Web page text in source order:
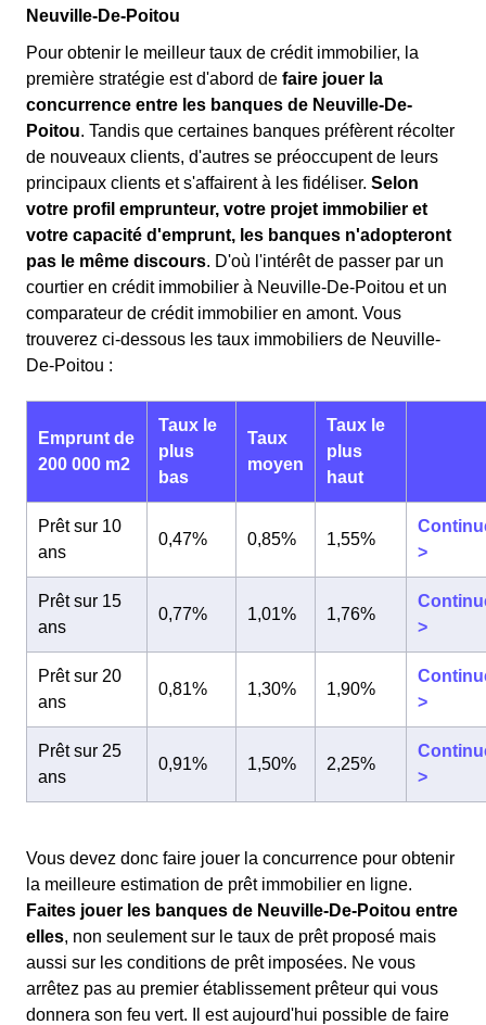
Neuville-De-Poitou
Pour obtenir le meilleur taux de crédit immobilier, la
première stratégie est d'abord de faire jouer la
concurrence entre les banques de Neuville-De-
Poitou. Tandis que certaines banques préfèrent récolter
de nouveaux clients, d'autres se préoccupent de leurs
principaux clients et s'affairent à les fidéliser. Selon
votre profil emprunteur, votre projet immobilier et
votre capacité d'emprunt, les banques n'adopteront
pas le même discours. D'où l'intérêt de passer par un
courtier en crédit immobilier à Neuville-De-Poitou et un
comparateur de crédit immobilier en amont. Vous
trouverez ci-dessous les taux immobiliers de Neuville-
De-Poitou :
Emprunt de
200 000 m2
Taux le
plus
bas
Taux
moyen
Taux le
plus
haut
Prêt sur 10
ans
0,47% 0,85% 1,55%
>
Prêt sur 15
ans
0,77% 1,01% 1,76%
>
Prêt sur 20
ans
0,81% 1,30% 1,90%
>
Prêt sur 25
ans
0,91% 1,50% 2,25%
>
Vous devez donc faire jouer la concurrence pour obtenir
la meilleure estimation de prêt immobilier en ligne.
Faites jouer les banques de Neuville-De-Poitou entre
elles, non seulement sur le taux de prêt proposé mais
aussi sur les conditions de prêt imposées. Ne vous
arrêtez pas au premier établissement prêteur qui vous
donnera son feu vert. Il est aujourd'hui possible de faire